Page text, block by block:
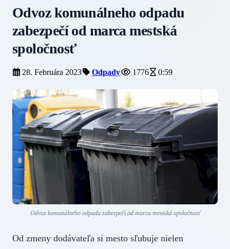
Odvoz komunálneho odpadu
zabezpečí od marca mestská
spoločnosť
28. Februára 2023 Odpady 1776 0:59
Odvoz komunálneho odpadu zabezpečí od marca mestská spoločnosť
Od zmeny dodávateľa si mesto sľubuje nielen